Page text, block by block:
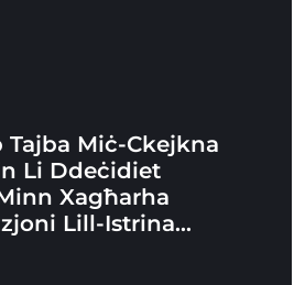
Tajba Miċ-Ckejkna
Li Ddeċidiet
Xagħarha
Lill-Istrina…